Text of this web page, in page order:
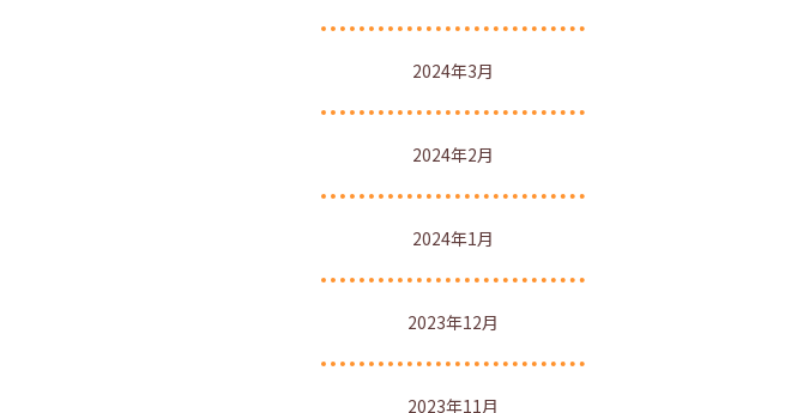
2024年3月
2024年2月
2024年1月
2023年12月
2023年11月